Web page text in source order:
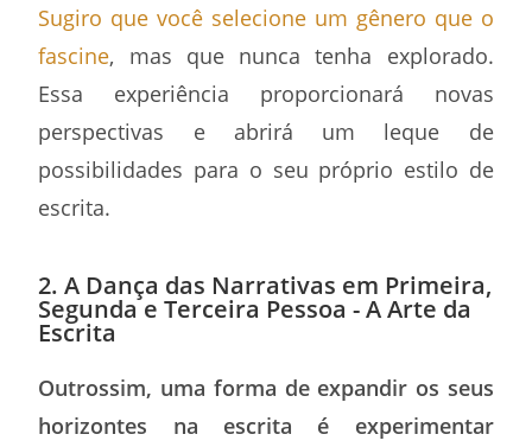
Sugiro que você selecione um gênero que o
fascine, mas que nunca tenha explorado.
Essa experiência proporcionará novas
perspectivas e abrirá um leque de
possibilidades para o seu próprio estilo de
escrita.
2. A Dança das Narrativas em Primeira,
Segunda e Terceira Pessoa - A Arte da
Escrita
Outrossim, uma forma de expandir os seus
horizontes na escrita é experimentar